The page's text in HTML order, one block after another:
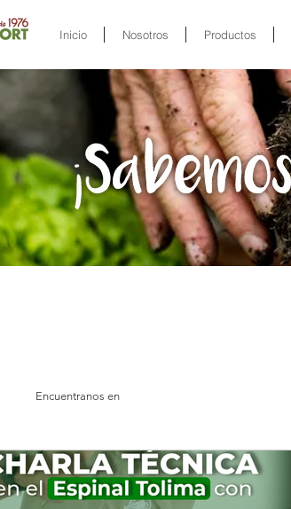
Inicio Nosotros Productos
Encuentranos en